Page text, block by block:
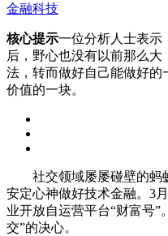
金融科技
核心提示一位分析人士表示
后，野心也没有以前那么
法，转而做好自己能做好
价值的一块。
社交领域屡屡碰壁的蚂
安定心神做好技术金融。3
业开放自运营平台“财富号”
交”的决心。